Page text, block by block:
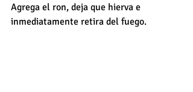
Agrega el ron, deja que hierva e
inmediatamente retira del fuego.